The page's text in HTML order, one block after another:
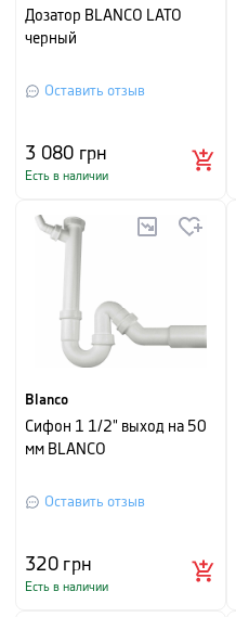
Дозатор BLANCO LATO
черный
Оставить отзыв
3 080 грн
Есть в наличии
Blanco
Сифон 1 1/2" выход на 50
мм BLANCO
Оставить отзыв
320грн
Есть в наличии